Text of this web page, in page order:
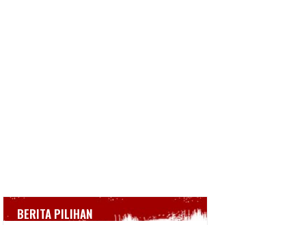
BERITA PILIHAN